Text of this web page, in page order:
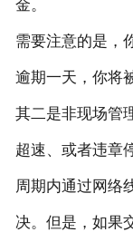
金。
需要注意的是，
逾期一天，你将
其二是非现场管
超速、或者违章
周期内通过网络
决。但是，如果